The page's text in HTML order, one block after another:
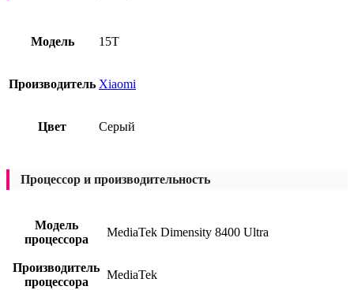
Модель 15T
Производитель Xiaomi
Цвет Серый
Процессор и производительность
Модель
процессора
MediaTek Dimensity 8400 Ultra
Производитель
процессора
MediaTek